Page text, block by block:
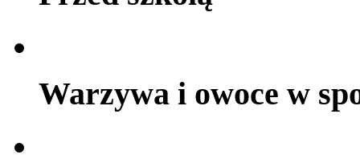
Warzywa i owoce w